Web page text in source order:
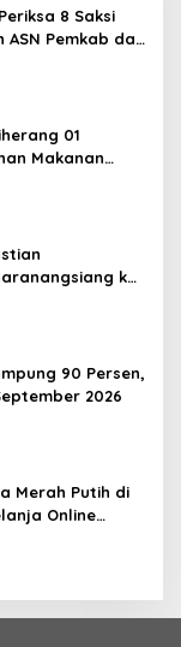
8 Saksi
Pemkab dan
01
Makanan
ke
90 Persen,
2026
Merah Putih di
Online